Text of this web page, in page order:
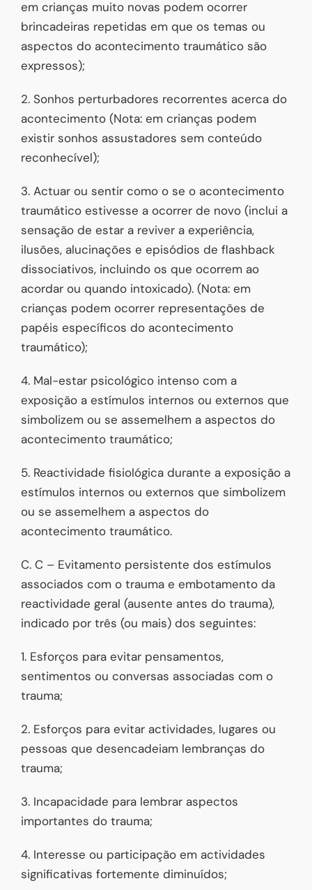
em crianças muito novas podem ocorrer
brincadeiras repetidas em que os temas ou
aspectos do acontecimento traumático são
expressos);
2. Sonhos perturbadores recorrentes acerca do
acontecimento (Nota: em crianças podem
existir sonhos assustadores sem conteúdo
reconhecível);
3. Actuar ou sentir como o se o acontecimento
traumático estivesse a ocorrer de novo (inclui a
sensação de estar a reviver a experiência,
ilusões, alucinações e episódios de flashback
dissociativos, incluindo os que ocorrem ao
acordar ou quando intoxicado). (Nota: em
crianças podem ocorrer representações de
papéis específicos do acontecimento
traumático);
4. Mal-estar psicológico intenso com a
exposição a estímulos internos ou externos que
simbolizem ou se assemelhem a aspectos do
acontecimento traumático;
5. Reactividade fisiológica durante a exposição a
estímulos internos ou externos que simbolizem
ou se assemelhem a aspectos do
acontecimento traumático.
C. C – Evitamento persistente dos estímulos
associados com o trauma e embotamento da
reactividade geral (ausente antes do trauma),
indicado por três (ou mais) dos seguintes:
1. Esforços para evitar pensamentos,
sentimentos ou conversas associadas com o
trauma;
2. Esforços para evitar actividades, lugares ou
pessoas que desencadeiam lembranças do
trauma;
3. Incapacidade para lembrar aspectos
importantes do trauma;
4. Interesse ou participação em actividades
significativas fortemente diminuídos;